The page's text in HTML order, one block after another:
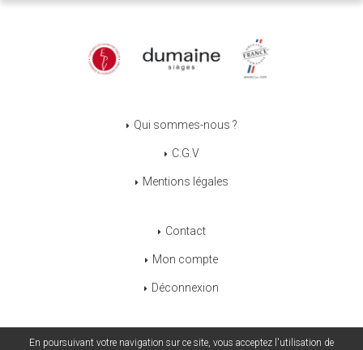
Qui sommes-nous ?
C.G.V
Mentions légales
Contact
Mon compte
Déconnexion
En poursuivant votre navigation sur ce site, vous acceptez l'utilisation de